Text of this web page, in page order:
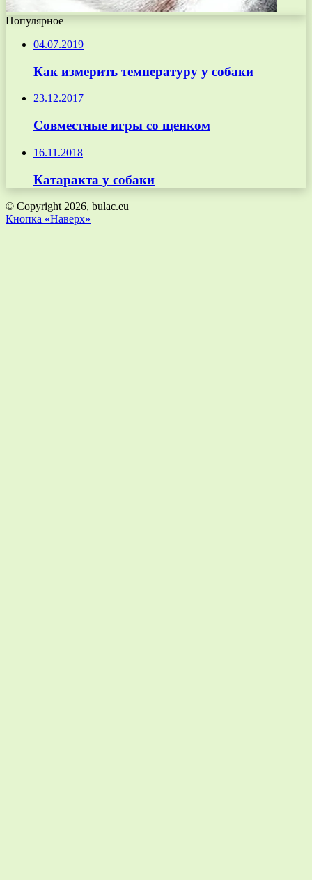
Популярное
04.07.2019
Как измерить температуру у собаки
23.12.2017
Совместные игры со щенком
16.11.2018
Катаракта у собаки
© Copyright 2026, bulac.eu
Кнопка «Наверх»